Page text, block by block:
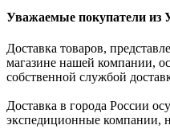
Уважаемые покупатели из
Доставка товаров,
магазине нашей компании,
собственной службой
Доставка в города России
экспедиционные компании,